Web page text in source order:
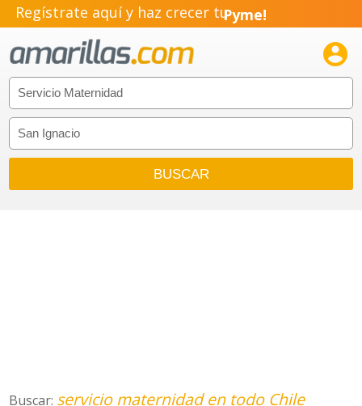
Regístrate aquí y haz crecer tuPyme!
Emprendimiento!

Buscar: servicio maternidad en todo Chile